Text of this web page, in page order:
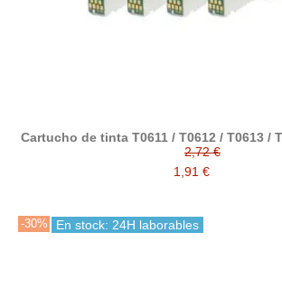
Cartucho de tinta T0611 / T0612 / T0613 /
con epson
2,72 €
1,91 €
-30% En stock: 24H laborables